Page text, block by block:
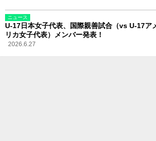
ニュース
U-17日本女子代表、国際親善試合（vs U-17ア
リカ女子代表）メンバー発表！
2026.6.27